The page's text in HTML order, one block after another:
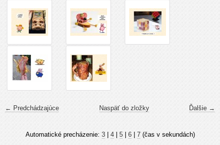
← Predchádzajúce Ďalšie →
Naspäť do zložky
Automatické precházenie: 3| 4| 5| 6| 7(čas v sekundách)